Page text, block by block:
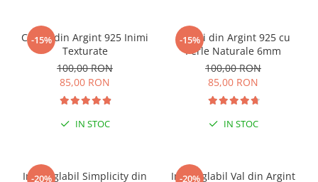
-15%
Cercei din Argint 925 Inimi
Texturate
100,00 RON
85,00 RON
IN STOC
-15%
Cercei din Argint 925 cu
Perle Naturale 6mm
100,00 RON
85,00 RON
IN STOC
-20%
Inel reglabil Simplicity din
-20%
Inel reglabil Val din Argint